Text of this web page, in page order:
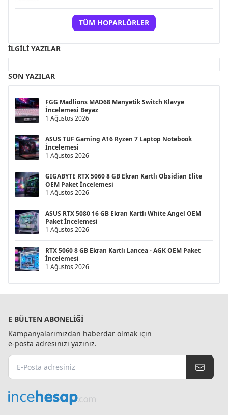
TÜM HOPARLÖRLER
İLGILI YAZILAR
SON YAZILAR
FGG Madlions MAD68 Manyetik Switch Klavye
İncelemesi Beyaz
1 Ağustos 2026
ASUS TUF Gaming A16 Ryzen 7 Laptop Notebook
İncelemesi
1 Ağustos 2026
GIGABYTE RTX 5060 8 GB Ekran Kartlı Obsidian Elite
OEM Paket İncelemesi
1 Ağustos 2026
ASUS RTX 5080 16 GB Ekran Kartlı White Angel OEM
Paket İncelemesi
1 Ağustos 2026
RTX 5060 8 GB Ekran Kartlı Lancea - AGK OEM Paket
İncelemesi
1 Ağustos 2026
E BÜLTEN ABONELIĞI
Kampanyalarımızdan haberdar olmak için
e-posta adresinizi yazınız.